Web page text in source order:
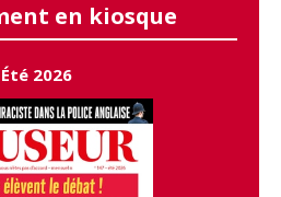
en kiosque
Été 2026